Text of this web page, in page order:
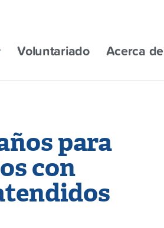
Voluntariado Acerca de
para
con